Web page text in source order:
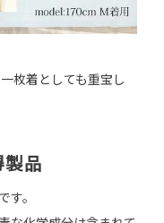
枚着としても重宝し
製品
。